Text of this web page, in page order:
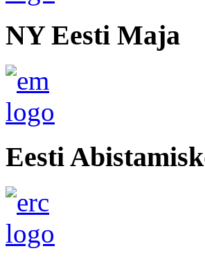
NY Eesti Maja
Eesti